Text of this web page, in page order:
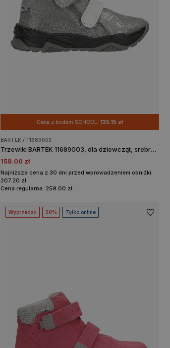
Cena z kodem SCHOOL:135.15 zł
BARTEK / 11689003
Trzewiki BARTEK 11689003, dla dziewcząt, srebrno-szary
159.00 zł
Najniższa cena z 30 dni przed wprowadzeniem obniżki:
207.20 zł
Cena regularna: 259.00 zł
Wyprzedaż 20% Tylko online